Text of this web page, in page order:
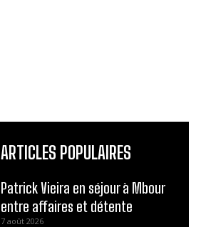
ARTICLES POPULAIRES
Patrick Vieira en séjour à Mbour
entre affaires et détente
7 août 2026